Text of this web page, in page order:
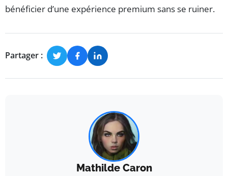
bénéficier d’une expérience premium sans se ruiner.
Partager :
Mathilde Caron